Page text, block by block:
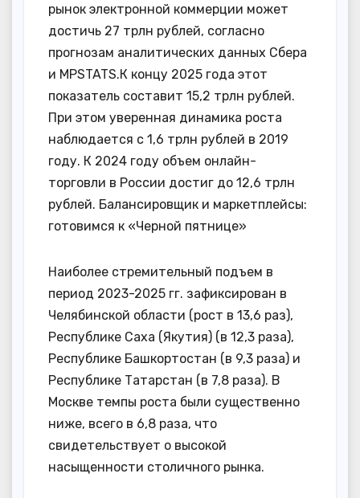
рынок электронной коммерции может
достичь 27 трлн рублей, согласно
прогнозам аналитических данных Сбера
и MPSTATS.К концу 2025 года этот
показатель составит 15,2 трлн рублей.
При этом уверенная динамика роста
наблюдается с 1,6 трлн рублей в 2019
году. К 2024 году объем онлайн-
торговли в России достиг до 12,6 трлн
рублей. Балансировщик и маркетплейсы:
готовимся к «Черной пятнице»
Наиболее стремительный подъем в
период 2023-2025 гг. зафиксирован в
Челябинской области (рост в 13,6 раз),
Республике Саха (Якутия) (в 12,3 раза),
Республике Башкортостан (в 9,3 раза) и
Республике Татарстан (в 7,8 раза). В
Москве темпы роста были существенно
ниже, всего в 6,8 раза, что
свидетельствует о высокой
насыщенности столичного рынка.